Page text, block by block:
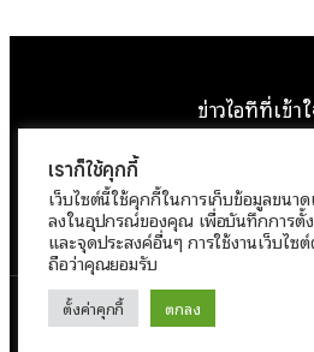
ข่าวไอทีที่เข้า
หน้าแรกติดต่อเราลิขสิ
นโยบายข้อมูลส่ว
ทำงานด้วย
เราก็ใช้คุกกี้
เว็บไซต์นี้ใช้คุกกี้ในการเก็บข้อมูลขนาด
ลงในอุปกรณ์ของคุณ เพื่อบันทึกการตั้
และจุดประสงค์อื่นๆ การใช้งานเว็บไซ
ถือว่าคุณยอมรับ
ตั้งค่าคุกกี้ ตกลง